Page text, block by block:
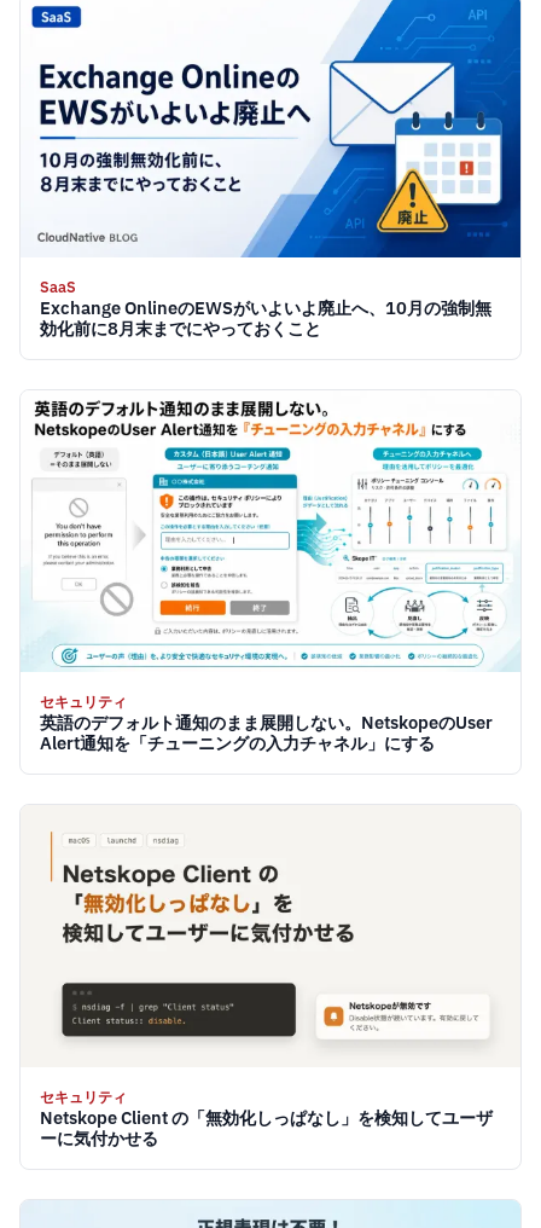
SaaS
Exchange OnlineのEWSがいよいよ廃止へ、10月の強制無
効化前に8月末までにやっておくこと
セキュリティ
英語のデフォルト通知のまま展開しない。NetskopeのUser
Alert通知を「チューニングの入力チャネル」にする
セキュリティ
Netskope Client の「無効化しっぱなし」を検知してユーザ
ーに気付かせる